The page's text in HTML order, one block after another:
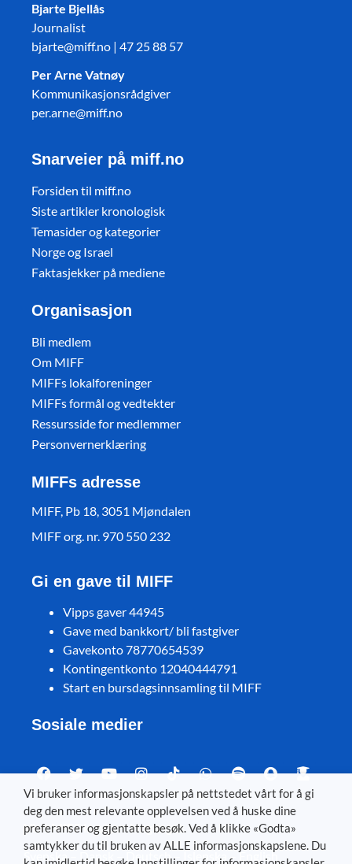
Bjarte Bjellås
Journalist
bjarte@miff.no | 47 25 88 57
Per Arne Vatnøy
Kommunikasjonsrådgiver
per.arne@miff.no
Snarveier på miff.no
Forsiden til miff.no
Siste artikler kronologisk
Temasider og kategorier
Norge og Israel
Faktasjekker på mediene
Organisasjon
Bli medlem
Om MIFF
MIFFs lokalforeninger
MIFFs formål og vedtekter
Ressursside for medlemmer
Personvernerklæring
MIFFs adresse
MIFF, Pb 18, 3051 Mjøndalen
MIFF org. nr. 970 550 232
Gi en gave til MIFF
Vipps gaver 44945
Gave med bankkort/ bli fastgiver
Gavekonto 78770654539
Kontingentkonto 12040444791
Start en bursdagsinnsamling til MIFF
Sosiale medier
Visit MIFF in other languages
Svenska– Dansk – Deutsch– Íslenska –English
Vi bruker informasjonskapsler på nettstedet vårt for å gi
deg den mest relevante opplevelsen ved å huske dine
preferanser og gjentatte besøk. Ved å klikke «Godta»
samtykker du til bruken av ALLE informasjonskapslene. Du